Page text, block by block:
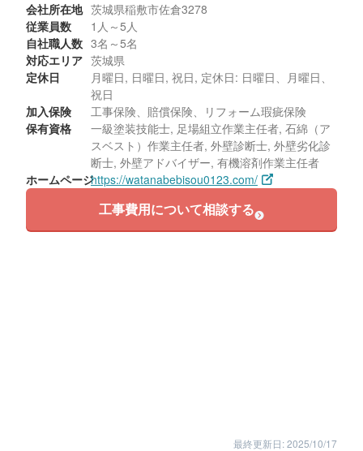
会社所在地 茨城県稲敷市佐倉3278
従業員数
1人～5人
自社職人数 3名～5名
対応エリア 茨城県
定休日
月曜日, 日曜日, 祝日, 定休日: 日曜日、月曜日、
祝日
加入保険
工事保険、賠償保険、リフォーム瑕疵保険
保有資格
一級塗装技能士, 足場組立作業主任者, 石綿（ア
スベスト）作業主任者, 外壁診断士, 外壁劣化診
断士, 外壁アドバイザー, 有機溶剤作業主任者
ホームページhttps://watanabebisou0123.com/
工事費用について相談する
最終更新日: 2025/10/17